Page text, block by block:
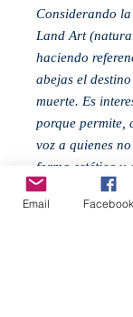
Considerando
Land Art
haciendo
abejas el
muerte. Es
porque permite,
voz a quienes
forma estética y
a los
para comunicar
Email Facebook